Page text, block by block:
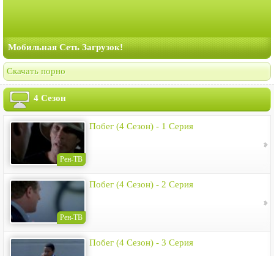
Мобильная Сеть Загрузок!
Скачать порно
4 Сезон
Рен-ТВ
Побег (4 Сезон) - 1 Серия
Рен-ТВ
Побег (4 Сезон) - 2 Серия
Побег (4 Сезон) - 3 Серия